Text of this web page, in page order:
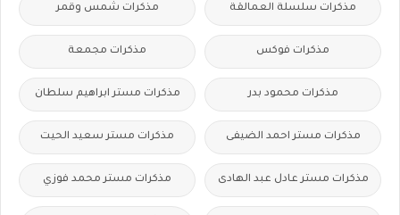
مذكرات سلسلة العمالقة مذكرات شمس وقمر
مذكرات فوكس مذكرات مجمعة
مذكرات محمود بدر مذكرات مستر ابراهيم سلطان
مذكرات مستر احمد الضيفى مذكرات مستر سعيد الحيت
مذكرات مستر عادل عبد الهادى مذكرات مستر محمد فوزي